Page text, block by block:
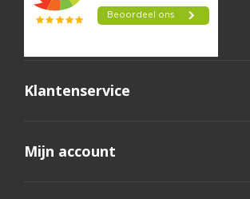
Klantenservice
Mijn account